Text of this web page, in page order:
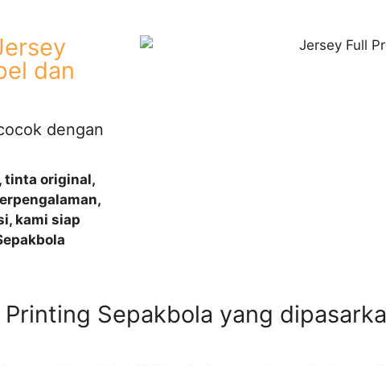
dan
dengan
tinta original,
kami siap
Sepakbola yang